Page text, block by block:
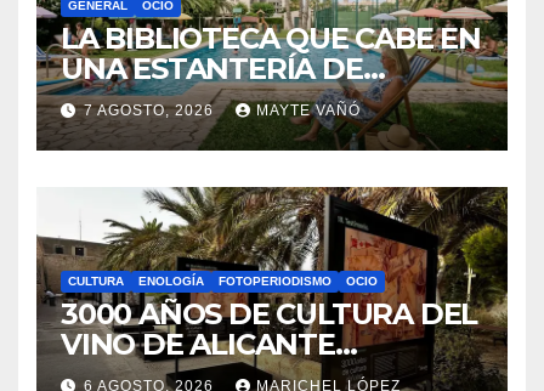
GENERAL OCIO
LA BIBLIOTECA QUE CABE EN
UNA ESTANTERÍA DE
WALLAPOP
7 AGOSTO, 2026 MAYTE VAÑÓ